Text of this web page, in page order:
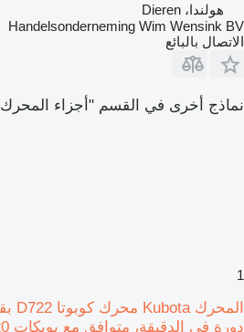
هولندا، Dieren
Handelsonderneming Wim Wensink BV
الاتصال بالبائع
نماذج أخرى في القسم "أجزاء المحرك Bobcat لـ حفارة"
1